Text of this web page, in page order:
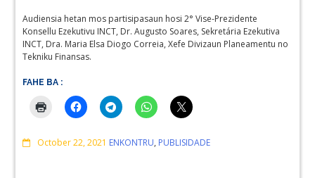
Audiensia hetan mos partisipasaun hosi 2° Vise-Prezidente
Konsellu Ezekutivu INCT, Dr. Augusto Soares, Sekretária Ezekutiva
INCT, Dra. Maria Elsa Diogo Correia, Xefe Divizaun Planeamentu no
Tekniku Finansas.
FAHE BA :
October 22, 2021 Comments
ENKONTRU, PUBLISIDADE